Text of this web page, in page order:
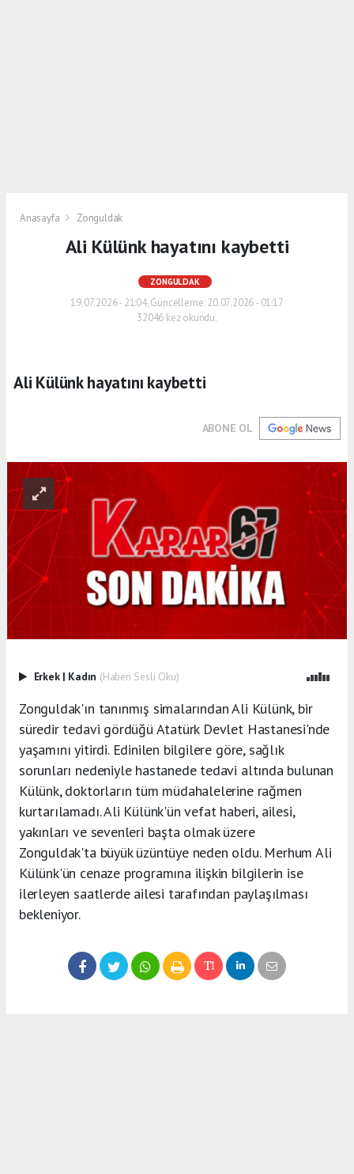
Anasayfa Zonguldak
Ali Külünk hayatını kaybetti
ZONGULDAK
19.07.2026 - 21:04, Güncelleme: 20.07.2026 - 01:17
32046 kez okundu.
Ali Külünk hayatını kaybetti
ABONE OL
Erkek | Kadın (Haberi Sesli Oku)
Zonguldak'ın tanınmış simalarından Ali Külünk, bir
süredir tedavi gördüğü Atatürk Devlet Hastanesi'nde
yaşamını yitirdi. Edinilen bilgilere göre, sağlık
sorunları nedeniyle hastanede tedavi altında bulunan
Külünk, doktorların tüm müdahalelerine rağmen
kurtarılamadı. Ali Külünk'ün vefat haberi, ailesi,
yakınları ve sevenleri başta olmak üzere
Zonguldak'ta büyük üzüntüye neden oldu. Merhum Ali
Külünk'ün cenaze programına ilişkin bilgilerin ise
ilerleyen saatlerde ailesi tarafından paylaşılması
bekleniyor.